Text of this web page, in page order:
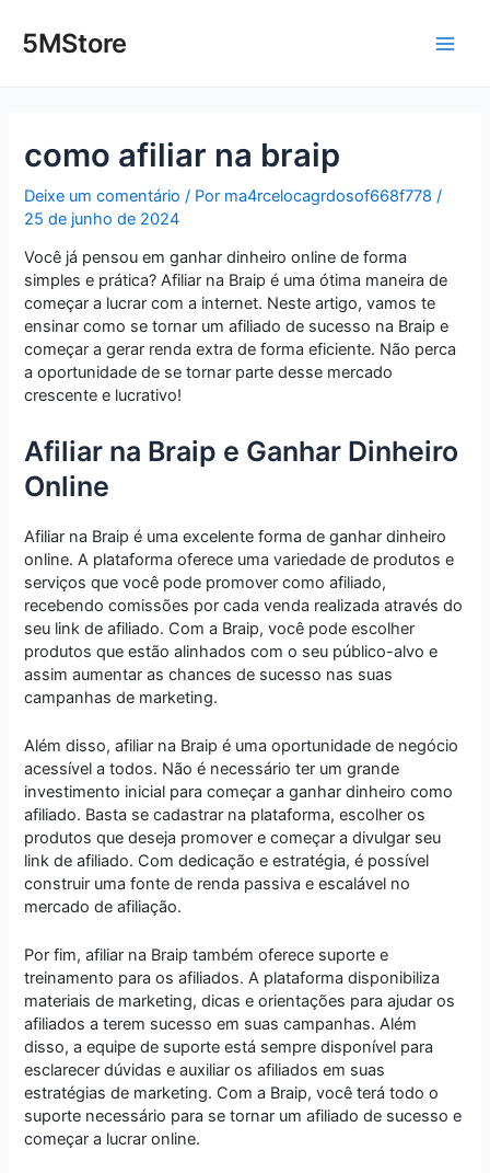
para5MStore
como afiliar na braip
Deixe um comentário / Por ma4rcelocagrdosof668f778/
25 de junho de 2024
Você já pensou em ganhar dinheiro online de forma
simples e prática? Afiliar na Braip é uma ótima maneira de
começar a lucrar com a internet. Neste artigo, vamos te
ensinar como se tornar um afiliado de sucesso na Braip e
começar a gerar renda extra de forma eficiente. Não perca
a oportunidade de se tornar parte desse mercado
crescente e lucrativo!
Afiliar na Braip e Ganhar Dinheiro
Online
Afiliar na Braip é uma excelente forma de ganhar dinheiro
online. A plataforma oferece uma variedade de produtos e
serviços que você pode promover como afiliado,
recebendo comissões por cada venda realizada através do
seu link de afiliado. Com a Braip, você pode escolher
produtos que estão alinhados com o seu público-alvo e
assim aumentar as chances de sucesso nas suas
campanhas de marketing.
Além disso, afiliar na Braip é uma oportunidade de negócio
acessível a todos. Não é necessário ter um grande
investimento inicial para começar a ganhar dinheiro como
afiliado. Basta se cadastrar na plataforma, escolher os
produtos que deseja promover e começar a divulgar seu
link de afiliado. Com dedicação e estratégia, é possível
construir uma fonte de renda passiva e escalável no
mercado de afiliação.
Por fim, afiliar na Braip também oferece suporte e
treinamento para os afiliados. A plataforma disponibiliza
materiais de marketing, dicas e orientações para ajudar os
afiliados a terem sucesso em suas campanhas. Além
disso, a equipe de suporte está sempre disponível para
esclarecer dúvidas e auxiliar os afiliados em suas
estratégias de marketing. Com a Braip, você terá todo o
suporte necessário para se tornar um afiliado de sucesso e
começar a lucrar online.
navigation